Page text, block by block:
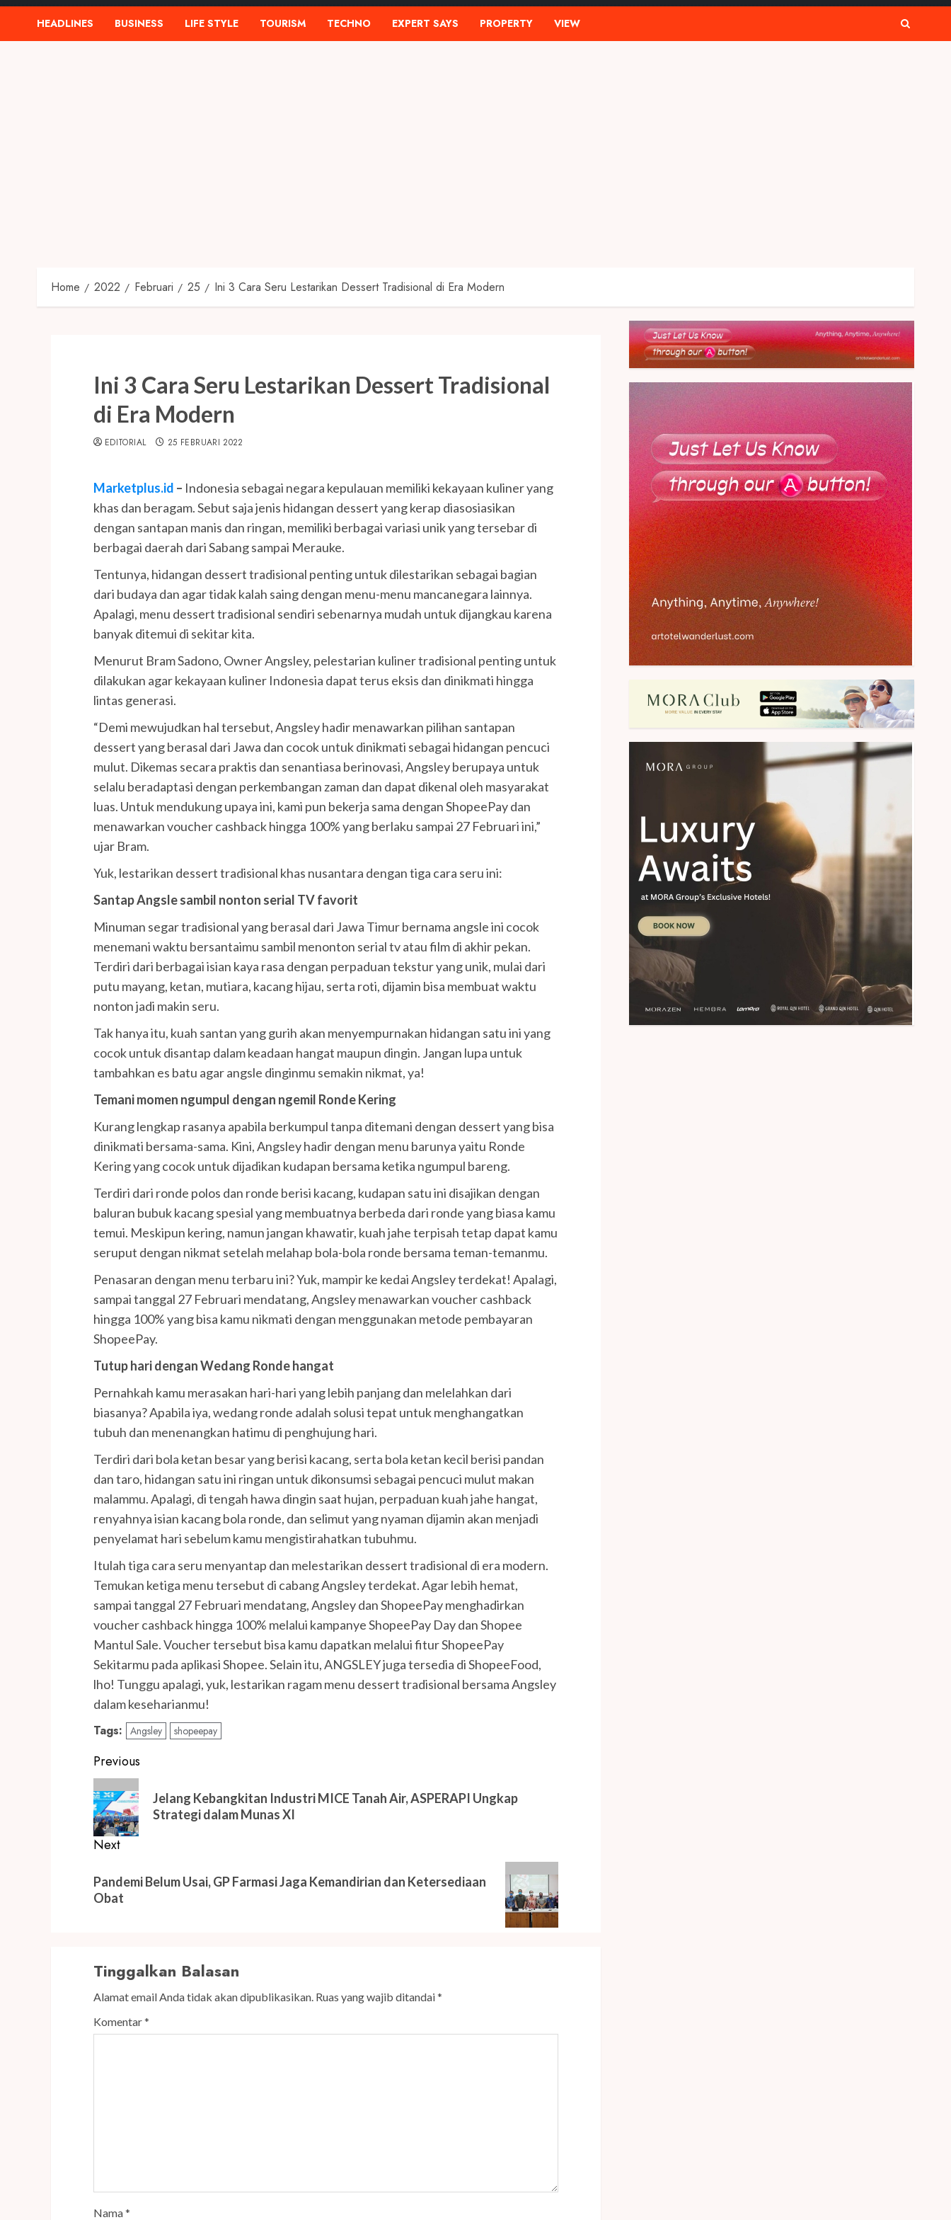
HEADLINES BUSINESS LIFE STYLE TOURISM TECHNO EXPERT SAYS PROPERTY VIEW
Home 2022 Februari 25 Ini 3 Cara Seru Lestarikan Dessert Tradisional di Era Modern
Ini 3 Cara Seru Lestarikan Dessert Tradisional
di Era Modern
EDITORIAL 25 FEBRUARI 2022
Marketplus.id – Indonesia sebagai negara kepulauan memiliki kekayaan kuliner yang
khas dan beragam. Sebut saja jenis hidangan dessert yang kerap diasosiasikan
dengan santapan manis dan ringan, memiliki berbagai variasi unik yang tersebar di
berbagai daerah dari Sabang sampai Merauke.
Tentunya, hidangan dessert tradisional penting untuk dilestarikan sebagai bagian
dari budaya dan agar tidak kalah saing dengan menu-menu mancanegara lainnya.
Apalagi, menu dessert tradisional sendiri sebenarnya mudah untuk dijangkau karena
banyak ditemui di sekitar kita.
Menurut Bram Sadono, Owner Angsley, pelestarian kuliner tradisional penting untuk
dilakukan agar kekayaan kuliner Indonesia dapat terus eksis dan dinikmati hingga
lintas generasi.
“Demi mewujudkan hal tersebut, Angsley hadir menawarkan pilihan santapan
dessert yang berasal dari Jawa dan cocok untuk dinikmati sebagai hidangan pencuci
mulut. Dikemas secara praktis dan senantiasa berinovasi, Angsley berupaya untuk
selalu beradaptasi dengan perkembangan zaman dan dapat dikenal oleh masyarakat
luas. Untuk mendukung upaya ini, kami pun bekerja sama dengan ShopeePay dan
menawarkan voucher cashback hingga 100% yang berlaku sampai 27 Februari ini,”
ujar Bram.
Yuk, lestarikan dessert tradisional khas nusantara dengan tiga cara seru ini:
Santap Angsle sambil nonton serial TV favorit
Minuman segar tradisional yang berasal dari Jawa Timur bernama angsle ini cocok
menemani waktu bersantaimu sambil menonton serial tv atau film di akhir pekan.
Terdiri dari berbagai isian kaya rasa dengan perpaduan tekstur yang unik, mulai dari
putu mayang, ketan, mutiara, kacang hijau, serta roti, dijamin bisa membuat waktu
nonton jadi makin seru.
Tak hanya itu, kuah santan yang gurih akan menyempurnakan hidangan satu ini yang
cocok untuk disantap dalam keadaan hangat maupun dingin. Jangan lupa untuk
tambahkan es batu agar angsle dinginmu semakin nikmat, ya!
Temani momen ngumpul dengan ngemil Ronde Kering
Kurang lengkap rasanya apabila berkumpul tanpa ditemani dengan dessert yang bisa
dinikmati bersama-sama. Kini, Angsley hadir dengan menu barunya yaitu Ronde
Kering yang cocok untuk dijadikan kudapan bersama ketika ngumpul bareng.
Terdiri dari ronde polos dan ronde berisi kacang, kudapan satu ini disajikan dengan
baluran bubuk kacang spesial yang membuatnya berbeda dari ronde yang biasa kamu
temui. Meskipun kering, namun jangan khawatir, kuah jahe terpisah tetap dapat kamu
seruput dengan nikmat setelah melahap bola-bola ronde bersama teman-temanmu.
Penasaran dengan menu terbaru ini? Yuk, mampir ke kedai Angsley terdekat! Apalagi,
sampai tanggal 27 Februari mendatang, Angsley menawarkan voucher cashback
hingga 100% yang bisa kamu nikmati dengan menggunakan metode pembayaran
ShopeePay.
Tutup hari dengan Wedang Ronde hangat
Pernahkah kamu merasakan hari-hari yang lebih panjang dan melelahkan dari
biasanya? Apabila iya, wedang ronde adalah solusi tepat untuk menghangatkan
tubuh dan menenangkan hatimu di penghujung hari.
Terdiri dari bola ketan besar yang berisi kacang, serta bola ketan kecil berisi pandan
dan taro, hidangan satu ini ringan untuk dikonsumsi sebagai pencuci mulut makan
malammu. Apalagi, di tengah hawa dingin saat hujan, perpaduan kuah jahe hangat,
renyahnya isian kacang bola ronde, dan selimut yang nyaman dijamin akan menjadi
penyelamat hari sebelum kamu mengistirahatkan tubuhmu.
Itulah tiga cara seru menyantap dan melestarikan dessert tradisional di era modern.
Temukan ketiga menu tersebut di cabang Angsley terdekat. Agar lebih hemat,
sampai tanggal 27 Februari mendatang, Angsley dan ShopeePay menghadirkan
voucher cashback hingga 100% melalui kampanye ShopeePay Day dan Shopee
Mantul Sale. Voucher tersebut bisa kamu dapatkan melalui fitur ShopeePay
Sekitarmu pada aplikasi Shopee. Selain itu, ANGSLEY juga tersedia di ShopeeFood,
lho! Tunggu apalagi, yuk, lestarikan ragam menu dessert tradisional bersama Angsley
dalam keseharianmu!
Tags: Angsley shopeepay
Post
navigation
Previous
Previous
post:
Jelang Kebangkitan Industri MICE Tanah Air, ASPERAPI Ungkap
Strategi dalam Munas XI
Next
post:
Pandemi Belum Usai, GP Farmasi Jaga Kemandirian dan Ketersediaan
Obat
Tinggalkan Balasan
Alamat email Anda tidak akan dipublikasikan. Ruas yang wajib ditandai*
Komentar*
Nama*